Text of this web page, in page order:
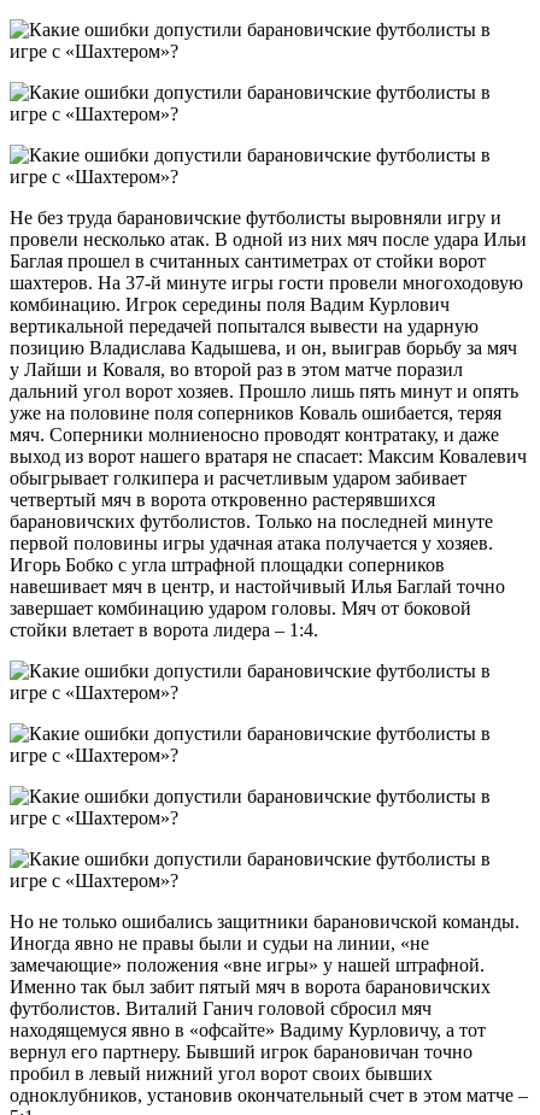
Не без труда барановичские футболисты выровняли игру и
провели несколько атак. В одной из них мяч после удара Ильи
Баглая прошел в считанных сантиметрах от стойки ворот
шахтеров. На 37-й минуте игры гости провели многоходовую
комбинацию. Игрок середины поля Вадим Курлович
вертикальной передачей попытался вывести на ударную
позицию Владислава Кадышева, и он, выиграв борьбу за мяч
у Лайши и Коваля, во второй раз в этом матче поразил
дальний угол ворот хозяев. Прошло лишь пять минут и опять
уже на половине поля соперников Коваль ошибается, теряя
мяч. Соперники молниеносно проводят контратаку, и даже
выход из ворот нашего вратаря не спасает: Максим Ковалевич
обыгрывает голкипера и расчетливым ударом забивает
четвертый мяч в ворота откровенно растерявшихся
барановичских футболистов. Только на последней минуте
первой половины игры удачная атака получается у хозяев.
Игорь Бобко с угла штрафной площадки соперников
навешивает мяч в центр, и настойчивый Илья Баглай точно
завершает комбинацию ударом головы. Мяч от боковой
стойки влетает в ворота лидера – 1:4.
Но не только ошибались защитники барановичской команды.
Иногда явно не правы были и судьи на линии, «не
замечающие» положения «вне игры» у нашей штрафной.
Именно так был забит пятый мяч в ворота барановичских
футболистов. Виталий Ганич головой сбросил мяч
находящемуся явно в «офсайте» Вадиму Курловичу, а тот
вернул его партнеру. Бывший игрок барановичан точно
пробил в левый нижний угол ворот своих бывших
одноклубников, установив окончательный счет в этом матче –